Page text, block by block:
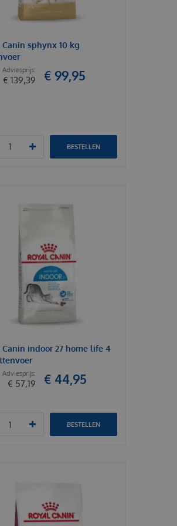
Canin sphynx 10 kg
€ 139,39 € 99,95
BESTELLEN
Canin indoor 27 home life 4
€ 57,19 € 44,95
BESTELLEN